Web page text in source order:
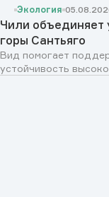
Экология
Чили объединяет
горы Сантьяго
Вид помогает
устойчивость